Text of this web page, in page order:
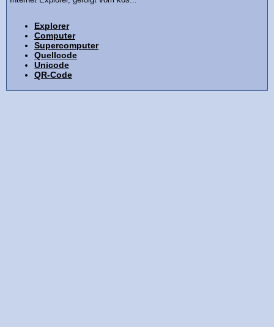
Explorer
Computer
Supercomputer
Quellcode
Unicode
QR-Code